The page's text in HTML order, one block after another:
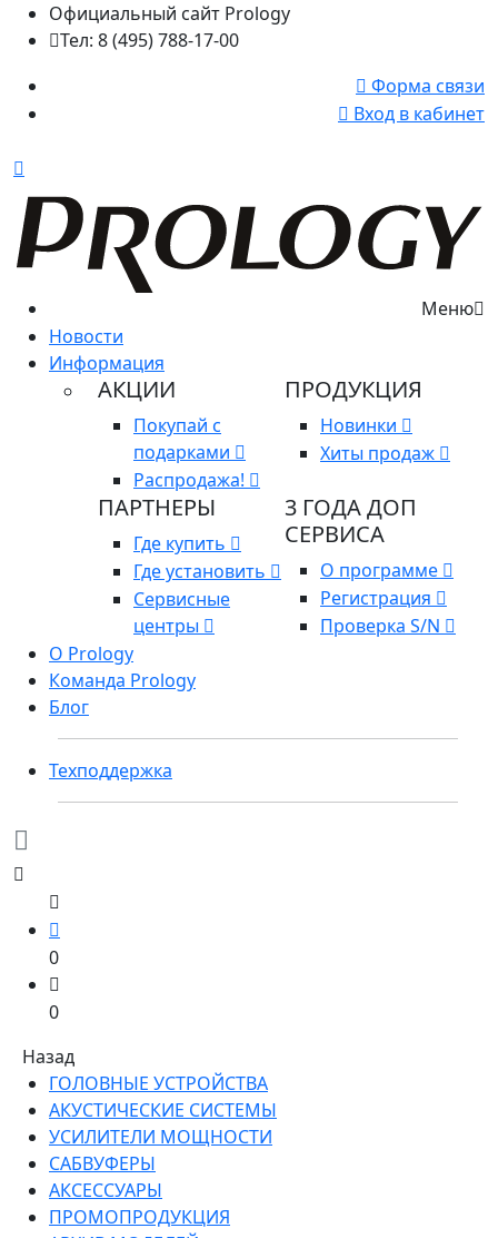
Официальный сайт Prology
Тел: 8 (495) 788-17-00
Форма связи
Вход в кабинет
Меню
Новости
Информация
АКЦИИ
Покупай с
подарками
Распродажа!
ПРОДУКЦИЯ
Новинки
Хиты продаж
ПАРТНЕРЫ
Где купить
Где установить
Сервисные
центры
3 ГОДА ДОП
СЕРВИСА
О программе
Регистрация
Проверка S/N
О Prology
Команда Prology
Блог
Техподдержка
0
0
Назад
ГОЛОВНЫЕ УСТРОЙСТВА
АКУСТИЧЕСКИЕ СИСТЕМЫ
УСИЛИТЕЛИ МОЩНОСТИ
САБВУФЕРЫ
АКСЕССУАРЫ
ПРОМОПРОДУКЦИЯ